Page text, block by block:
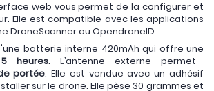
web vous permet de la configurer et
Elle est compatible avec les applications
DroneScanner ou OpendroneID.
batterie interne 420mAh qui offre une
heures. L’antenne externe permet
portée. Elle est vendue avec un adhésif
sur le drone. Elle pèse 30 grammes et